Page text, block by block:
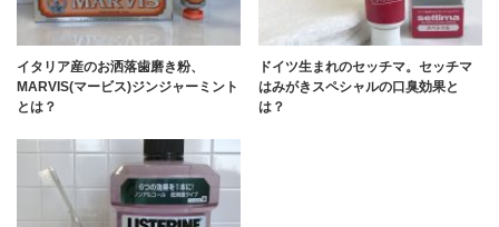
イタリア産のお洒落歯磨き粉、
MARVIS(マービス)ジンジャーミント
とは？
ドイツ生まれのセッチマ。セッチマ
はみがきスペシャルの口臭効果と
は？